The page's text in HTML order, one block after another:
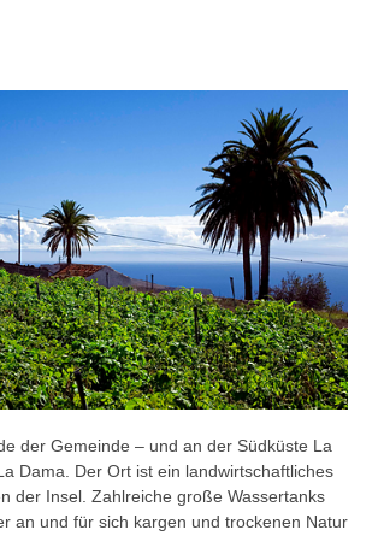
der Gemeinde – und an der Südküste La
Dama. Der Ort ist ein landwirtschaftliches
der Insel. Zahlreiche große Wassertanks
an und für sich kargen und trockenen Natur